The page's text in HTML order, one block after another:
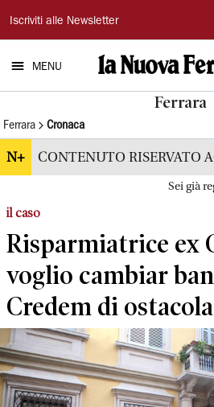
La
Nuova
Ferrara
Iscriviti alle Newsletter
MENU
Ferrara
Ferrara Cronaca
N+ CONTENUTO RISERVATO
Sei già
il caso
Risparmiatrice ex
voglio cambiar
Credem di